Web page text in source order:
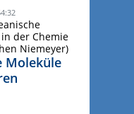
der Chemie
Niemeyer)
Moleküle